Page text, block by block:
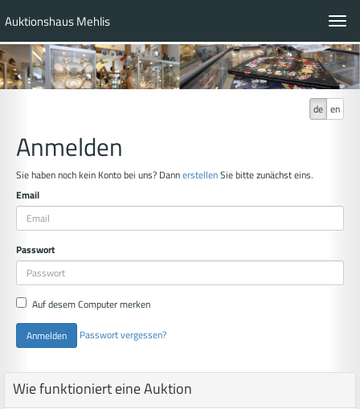
Auktionshaus Mehlis
de en
Anmelden
Sie haben noch kein Konto bei uns? DannerstellenSie bitte zunächst eins.
Email
Passwort
Auf desem Computer merken
Anmelden Passwort vergessen?
Wie funktioniert eine Auktion